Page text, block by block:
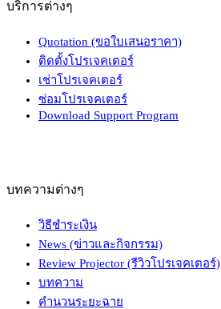
บริการต่างๆ
Quotation (ขอใบเสนอราคา)
ติดตั้งโปรเจคเตอร์
เช่าโปรเจคเตอร์
ซ่อมโปรเจคเตอร์
Download Support Program
บทความต่างๆ
วิธีชำระเงิน
News (ข่าวและกิจกรรม)
Review Projector (รีวิวโปรเจคเตอร์)
บทความ
คำนวนระยะฉาย